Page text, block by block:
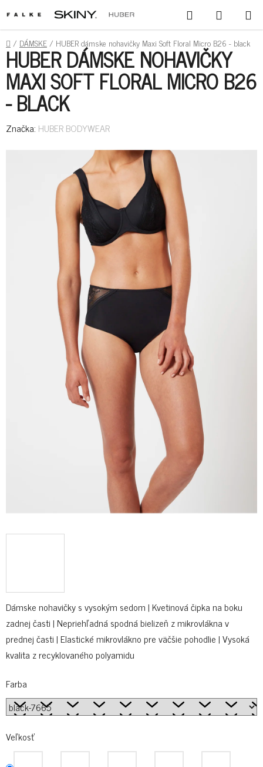
NA
OBSAH
HĽADAŤ
KOŠÍK
DOMOV
/ DÁMSKE/ HUBER dámske nohavičky Maxi Soft Floral Micro B26 - black
Dámske nohavičky s vysokým sedom | Kvetinová čipka na boku
zadnej časti | Nepriehľadná spodná bielizeň z mikrovlákna v
prednej časti | Elastické mikrovlákno pre väčšie pohodlie | Vysoká
kvalita z recyklovaného polyamidu
Farba
Veľkosť
HUBER DÁMSKE NOHAVIČKY
MAXI SOFT FLORAL MICRO B26
- BLACK
Značka: HUBER BODYWEAR